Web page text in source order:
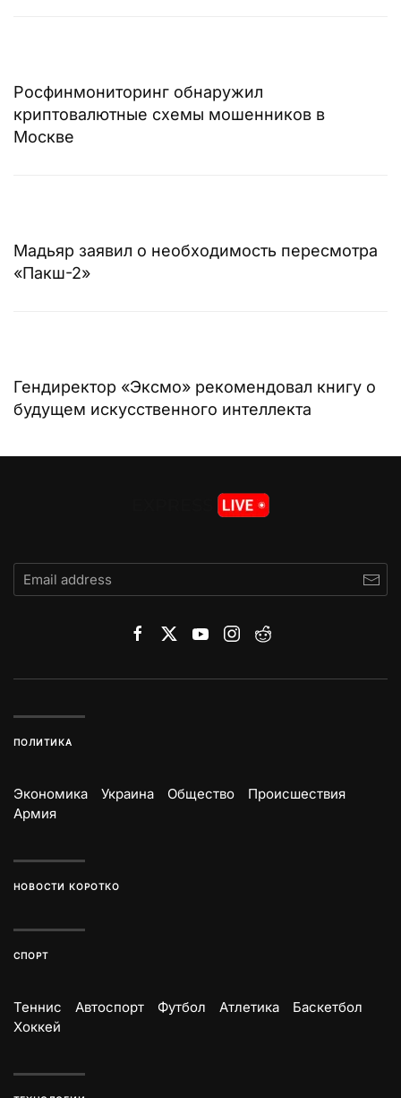
Росфинмониторинг обнаружил
криптовалютные схемы мошенников в
Москве
Мадьяр заявил о необходимость пересмотра
«Пакш-2»
Гендиректор «Эксмо» рекомендовал книгу о
будущем искусственного интеллекта
ПОЛИТИКА
Экономика Украина Общество
Происшествия
Армия
НОВОСТИ КОРОТКО
СПОРТ
Теннис Автоспорт Футбол Атлетика
Баскетбол
Хоккей